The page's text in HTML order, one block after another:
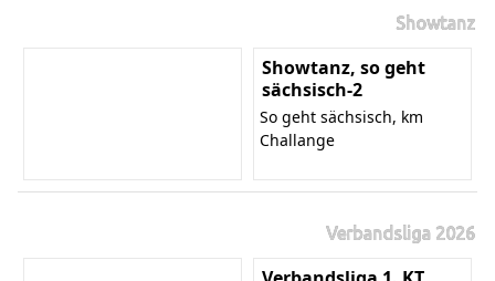
Showtanz
Showtanz, so geht
sächsisch-2
So geht sächsisch, km
Challange
Verbandsliga 2026